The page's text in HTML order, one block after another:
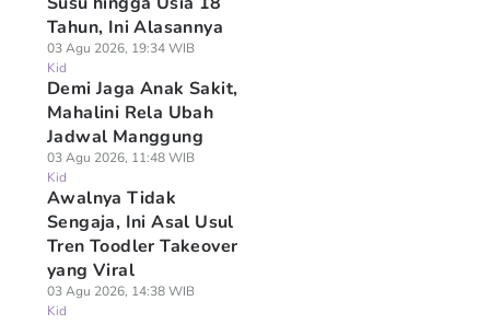
Tahun, Ini Alasannya
03 Agu 2026, 19:34 WIB
Kid
Demi Jaga Anak Sakit,
Mahalini Rela Ubah
Jadwal Manggung
03 Agu 2026, 11:48 WIB
Kid
Awalnya Tidak
Sengaja, Ini Asal Usul
Tren Toodler Takeover
yang Viral
03 Agu 2026, 14:38 WIB
Kid